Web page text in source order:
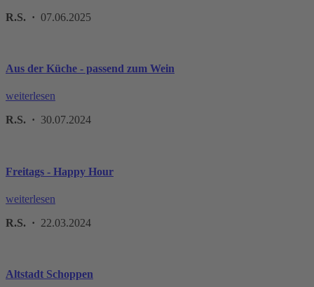
R.S. · 07.06.2025
Aus der Küche - passend zum Wein
weiterlesen
R.S. · 30.07.2024
Freitags - Happy Hour
weiterlesen
R.S. · 22.03.2024
Altstadt Schoppen